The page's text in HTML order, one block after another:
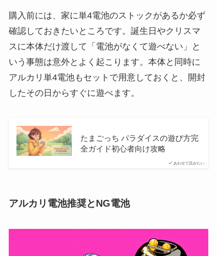
購入前には、家に単4電池のストックがあるか必ず
確認しておきたいところです。誕生日やクリスマ
スに本体だけ渡して「電池がなくて遊べない」と
いう事態は意外とよく起こります。本体と同時に
アルカリ単4電池もセットで用意しておくと、開封
したその日からすぐに遊べます。
あわせて読みたい
たまごっち パラダイスの遊び方完
全ガイド初心者向け攻略
アルカリ電池推奨とNG電池